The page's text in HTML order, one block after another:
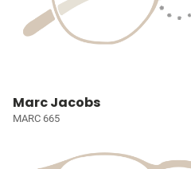
Marc Jacobs
MARC 665